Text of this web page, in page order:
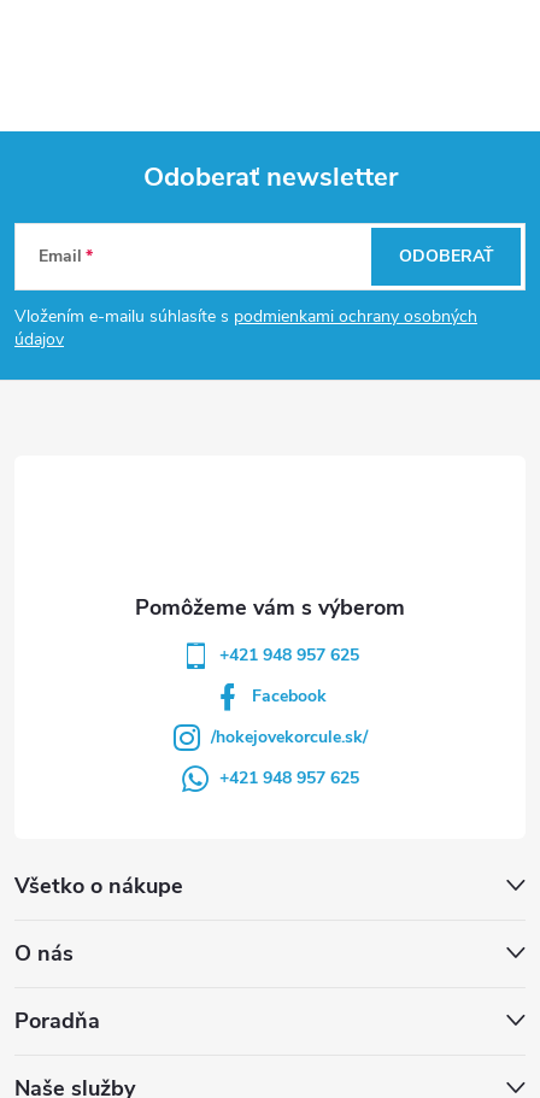
Z
á
p
Odoberať newsletter
Email
Vložením e-mailu súhlasíte s podmienkami ochrany osobných
údajov
ODOBERAŤ
Všetko o nákupe
O nás
Poradňa
Naše služby
+421 948 957 625
Facebook
/hokejovekorcule.sk/
+421 948 957 625